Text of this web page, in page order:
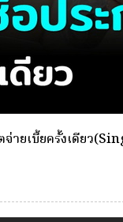
สมัครบุคคลเพื่อตัด